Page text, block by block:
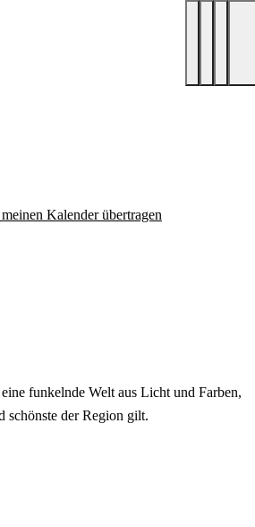
Kalender übertragen
funkelnde Welt aus Licht und Farben,
schönste der Region gilt.